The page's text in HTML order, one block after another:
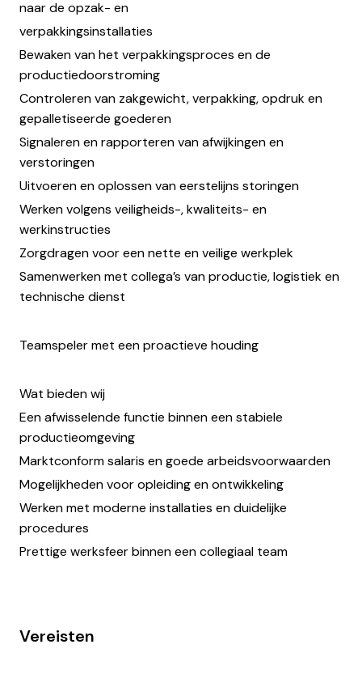
naar de opzak- en
verpakkingsinstallaties
Bewaken van het verpakkingsproces en de
productiedoorstroming
Controleren van zakgewicht, verpakking, opdruk en
gepalletiseerde goederen
Signaleren en rapporteren van afwijkingen en
verstoringen
Uitvoeren en oplossen van eerstelijns storingen
Werken volgens veiligheids-, kwaliteits- en
werkinstructies
Zorgdragen voor een nette en veilige werkplek
Samenwerken met collega’s van productie, logistiek en
technische dienst
Teamspeler met een proactieve houding
Wat bieden wij
Een afwisselende functie binnen een stabiele
productieomgeving
Marktconform salaris en goede arbeidsvoorwaarden
Mogelijkheden voor opleiding en ontwikkeling
Werken met moderne installaties en duidelijke
procedures
Prettige werksfeer binnen een collegiaal team
Vereisten